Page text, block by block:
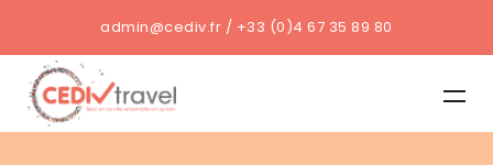
admin@cediv.fr / +33 (0)4 67 35 89 80